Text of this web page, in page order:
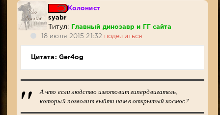
Колонист
syabr
Титул:
Главный динозавр и ГГ сайта
18 июля 2015 21:32 поделиться
Цитата: Ger4og
А что если людство изготовит гипердвигатель,
который позволит выйти нам в открытый космос?